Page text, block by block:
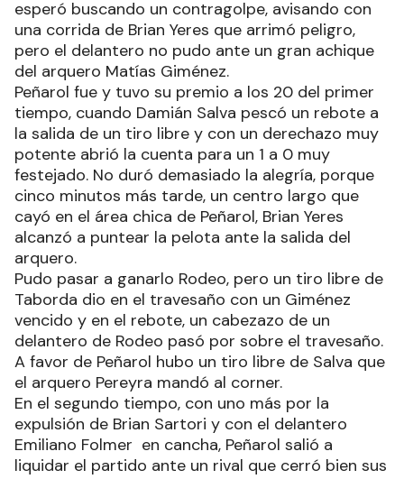
esperó buscando un contragolpe, avisando con
una corrida de Brian Yeres que arrimó peligro,
pero el delantero no pudo ante un gran achique
del arquero Matías Giménez.
Peñarol fue y tuvo su premio a los 20 del primer
tiempo, cuando Damián Salva pescó un rebote a
la salida de un tiro libre y con un derechazo muy
potente abrió la cuenta para un 1 a 0 muy
festejado. No duró demasiado la alegría, porque
cinco minutos más tarde, un centro largo que
cayó en el área chica de Peñarol, Brian Yeres
alcanzó a puntear la pelota ante la salida del
arquero.
Pudo pasar a ganarlo Rodeo, pero un tiro libre de
Taborda dio en el travesaño con un Giménez
vencido y en el rebote, un cabezazo de un
delantero de Rodeo pasó por sobre el travesaño.
A favor de Peñarol hubo un tiro libre de Salva que
el arquero Pereyra mandó al corner.
En el segundo tiempo, con uno más por la
expulsión de Brian Sartori y con el delantero
Emiliano Folmer en cancha, Peñarol salió a
liquidar el partido ante un rival que cerró bien sus